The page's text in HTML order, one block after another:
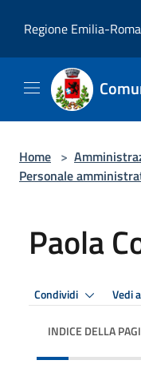
Regione Emilia-
Home >
Personale
Paola
Condividi Vedi
INDICE DELLA